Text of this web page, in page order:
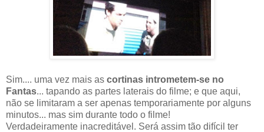
Sim.... uma vez mais as cortinas intrometem-se no
Fantas... tapando as partes laterais do filme; e que aqui,
não se limitaram a ser apenas temporariamente por alguns
minutos... mas sim durante todo o filme!
Verdadeiramente inacreditável. Será assim tão difícil ter